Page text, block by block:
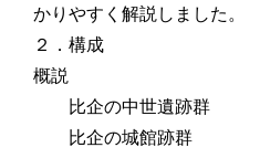
かりやすく解説しました。
２．構成
概説
比企の中世遺跡群
比企の城館跡群